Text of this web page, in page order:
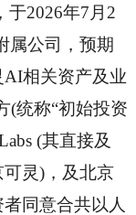
于2026年7月2
属公司，预期
相关资产及业
(统称“初始投资
(其直接及
灵)，及北京
同意合共以人